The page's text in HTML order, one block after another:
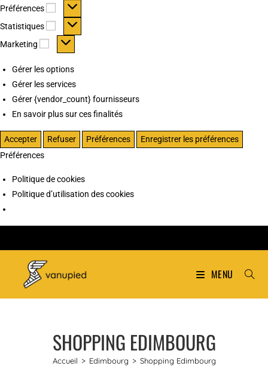
Préférences
Préférences
Statistiques Statistiques
Marketing Marketing
Gérer les options
Gérer les services
Gérer {vendor_count} fournisseurs
En savoir plus sur ces finalités
Accepter Refuser Préférences
Enregistrer les préférences
Préférences
Politique de cookies
Politique d’utilisation des cookies
MENU
SHOPPING EDIMBOURG
Accueil > Edimbourg > Shopping Edimbourg